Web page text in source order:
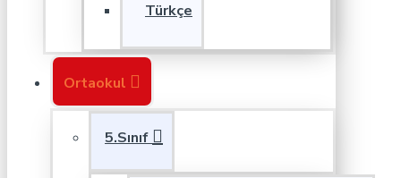
Türkçe
Ortaokul
5.Sınıf